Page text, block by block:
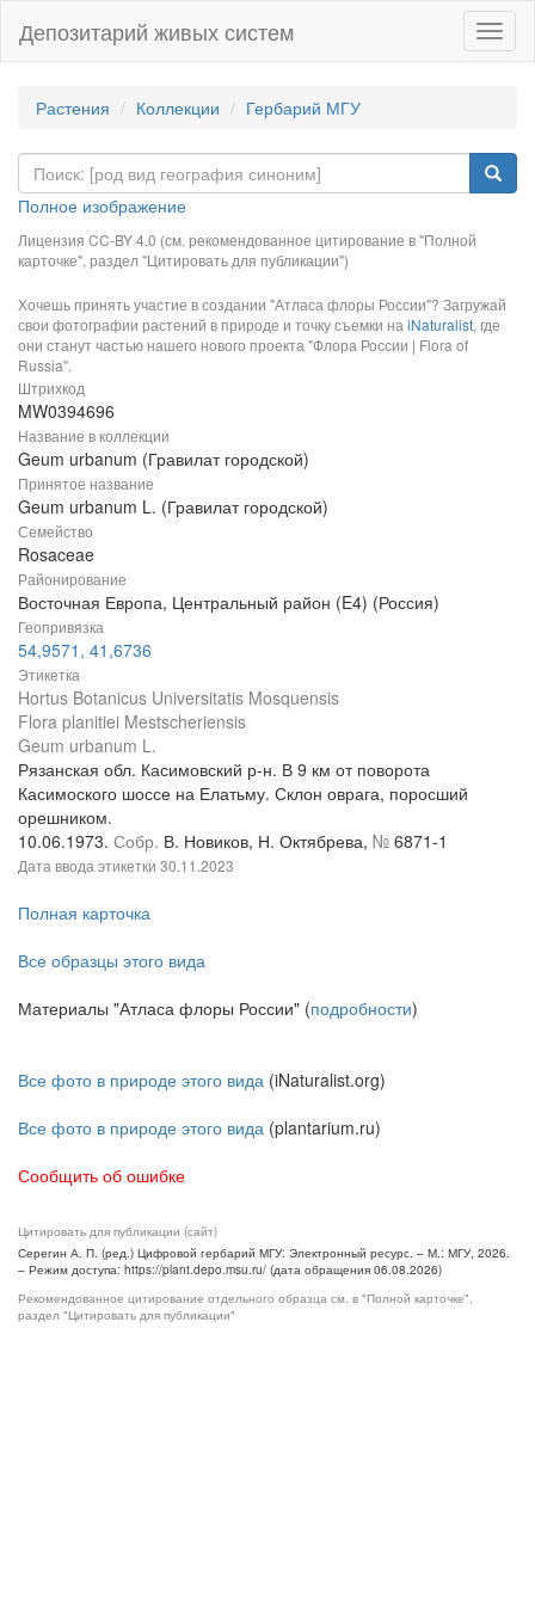
Депозитарий живых систем
Растения Коллекции Гербарий МГУ
Полное изображение
Лицензия CC-BY 4.0 (см. рекомендованное цитирование в "Полной
карточке", раздел "Цитировать для публикации")
Хочешь принять участие в создании "Атласа флоры России"? Загружай
свои фотографии растений в природе и точку съемки на iNaturalist, где
они станут частью нашего нового проекта "Флора России | Flora of
Russia".
Штрихкод
MW0394696
Название в коллекции
Geum urbanum (Гравилат городской)
Принятое название
Geum urbanum L. (Гравилат городской)
Семейство
Rosaceae
Районирование
Восточная Европа, Центральный район (E4) (Россия)
Геопривязка
54,9571, 41,6736
Этикетка
Hortus Botanicus Universitatis Mosquensis
Flora planitiei Mestscheriensis
Geum urbanum L.
Рязанская обл. Касимовский р-н. В 9 км от поворота
Касимоского шоссе на Елатьму. Склон оврага, поросший
орешником.
10.06.1973. Собр. В. Новиков, Н. Октябрева, № 6871-1
Дата ввода этикетки 30.11.2023
Полная карточка
Все образцы этого вида
Материалы "Атласа флоры России" (подробности)
Все фото в природе этого вида (iNaturalist.org)
Все фото в природе этого вида (plantarium.ru)
Сообщить об ошибке
Цитировать для публикации (сайт)
Серегин А. П. (ред.) Цифровой гербарий МГУ: Электронный ресурс. – М.: МГУ, 2026.
– Режим доступа: https://plant.depo.msu.ru/ (дата обращения 06.08.2026)
Рекомендованное цитирование отдельного образца см. в "Полной карточке",
раздел "Цитировать для публикации"